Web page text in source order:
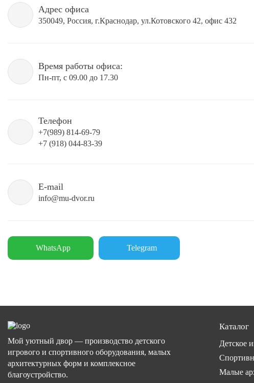
Адрес офиса
350049, Россия, г.Краснодар, ул.Котовского 42, офис 432
Время работы офиса:
Пн-пт, с 09.00 до 17.30
Телефон
+7(989) 814-69-79
+7 (918) 044-83-39
E-mail
info@mu-dvor.ru
WhatsApp Telegram
Мой уютный двор — производство детского
игрового и спортивного оборудования, малых
архитектурных форм и комплексное
благоустройство.
Каталог
Детское
Малые